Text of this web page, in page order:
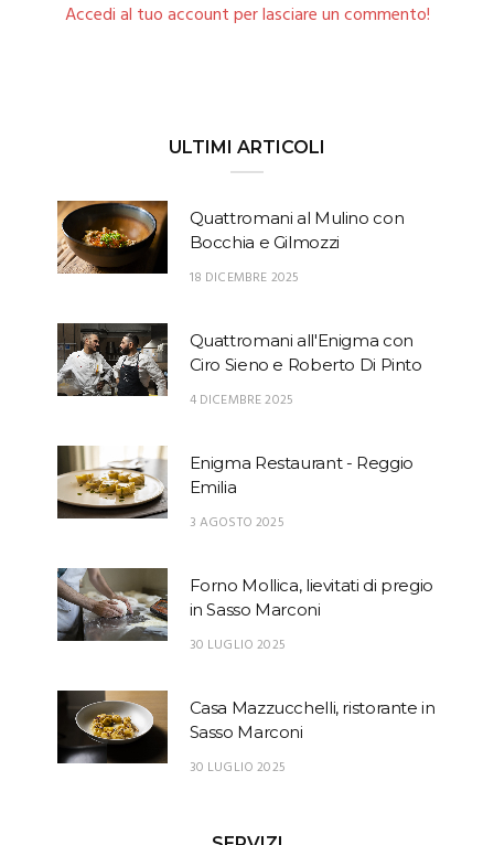
Accedi al tuo account per lasciare un commento!
ULTIMI ARTICOLI
Quattromani al Mulino con
Bocchia e Gilmozzi
18 DICEMBRE 2025
Quattromani all'Enigma con
Ciro Sieno e Roberto Di Pinto
4 DICEMBRE 2025
Enigma Restaurant - Reggio
Emilia
3 AGOSTO 2025
Forno Mollica, lievitati di pregio
in Sasso Marconi
30 LUGLIO 2025
Casa Mazzucchelli, ristorante in
Sasso Marconi
30 LUGLIO 2025